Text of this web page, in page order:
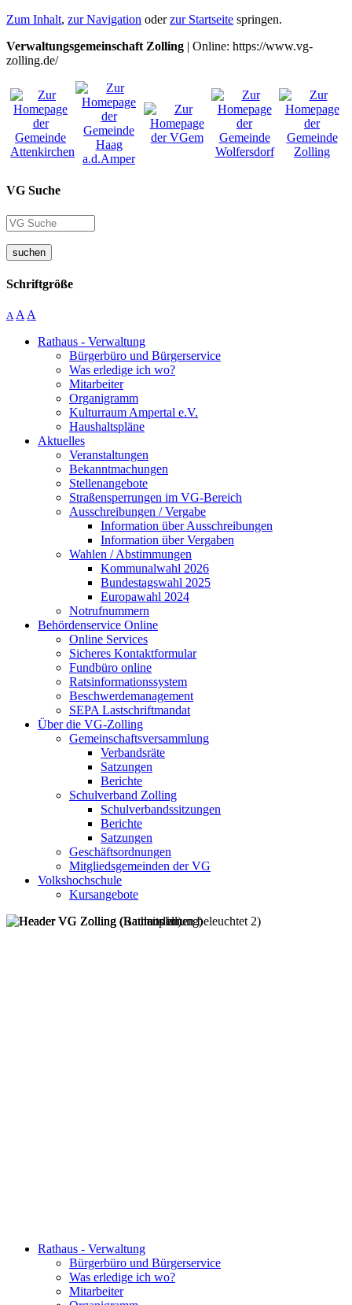
Zum Inhalt, zur Navigation oderzur Startseite springen.
Verwaltungsgemeinschaft Zolling | Online: https://www.vg-
zolling.de/
VG Suche
suchen
Schriftgröße
A A A
Rathaus - Verwaltung
Bürgerbüro und Bürgerservice
Was erledige ich wo?
Mitarbeiter
Organigramm
Kulturraum Ampertal e.V.
Haushaltspläne
Aktuelles
Veranstaltungen
Bekanntmachungen
Stellenangebote
Straßensperrungen im VG-Bereich
Ausschreibungen / Vergabe
Information über Ausschreibungen
Information über Vergaben
Wahlen / Abstimmungen
Kommunalwahl 2026
Bundestagswahl 2025
Europawahl 2024
Notrufnummern
Behördenservice Online
Online Services
Sicheres Kontaktformular
Fundbüro online
Ratsinformationssystem
Beschwerdemanagement
SEPA Lastschriftmandat
Über die VG-Zolling
Gemeinschaftsversammlung
Verbandsräte
Satzungen
Berichte
Schulverband Zolling
Schulverbandssitzungen
Berichte
Satzungen
Geschäftsordnungen
Mitgliedsgemeinden der VG
Volkshochschule
Kursangebote
Rathaus - Verwaltung
Bürgerbüro und Bürgerservice
Was erledige ich wo?
Mitarbeiter